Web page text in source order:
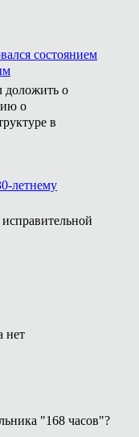
состоянием
доложить о
о
в
летнему
нет
"168 часов"?